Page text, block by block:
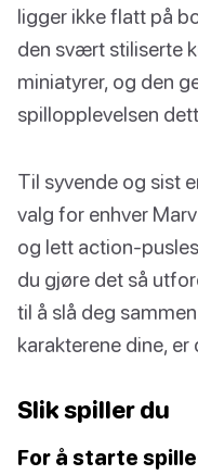
ligger ikke flatt på
den svært stiliserte
miniatyrer, og den
spillopplevelsen
Til syvende og sist
valg for enhver
og lett action-
du gjøre det så
til å slå deg
karakterene dine,
Slik spiller du
For å starte